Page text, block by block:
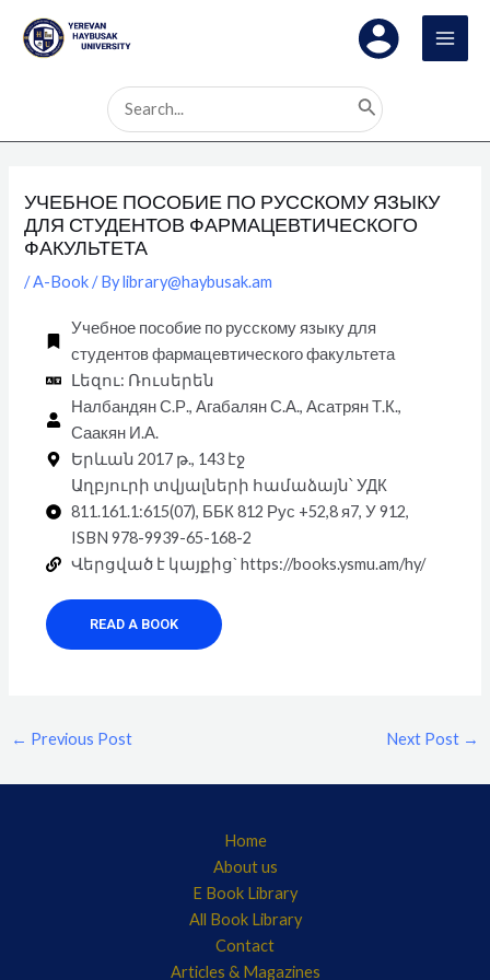
content
Search
for:
УЧЕБНОЕ ПОСОБИЕ ПО РУССКОМУ ЯЗЫКУ
ДЛЯ СТУДЕНТОВ ФАРМАЦЕВТИЧЕСКОГО
ФАКУЛЬТЕТА
/A-Book/ Bylibrary@haybusak.am
Учебное пособие по русскому языку для
студентов фармацевтического факультета
Լեզու: Ռուսերեն
Налбандян С.Р., Агабалян С.А., Асатрян Т.К.,
Саакян И.А.
Երևան 2017 թ., 143 էջ
Աղբյուրի տվյալների համաձայն՝ УДК
811.161.1:615(07), ББК 812 Рус +52,8 я7, У 912,
ISBN 978-9939-65-168-2
Վերցված է կայքից` https://books.ysmu.am/hy/
READ A BOOK
navigation
← Previous Post Next Post →
Home
About us
E Book Library
All Book Library
Contact
Articles & Magazines